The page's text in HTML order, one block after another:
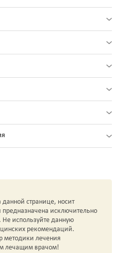
странице, носит
исключительно
используйте данную
рекомендаций.
методики лечения
лечащим врачом!